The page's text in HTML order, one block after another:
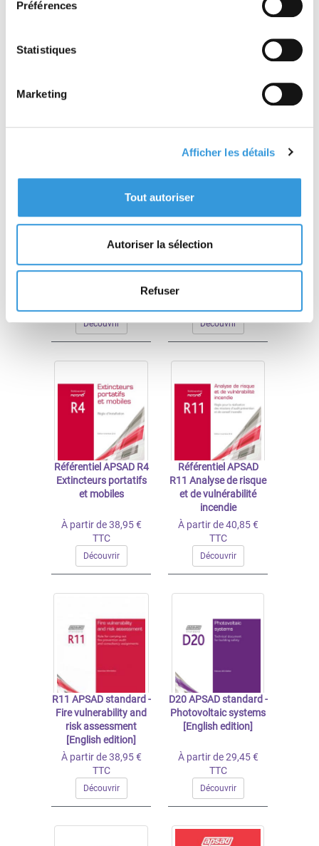
Préférences
Statistiques
Marketing
Afficher les détails
Tout autoriser
Autoriser la sélection
Refuser
D91 Bris de machine
À partir de 36,10 €
Découvrir
Cybersecurity [English
edition]
À partir de 30,41 €
Découvrir
Référentiel APSAD R4
Extincteurs portatifs
et mobiles
À partir de 38,95 €
TTC
Découvrir
Référentiel APSAD
R11 Analyse de risque
et de vulnérabilité
incendie
À partir de 40,85 €
TTC
Découvrir
R11 APSAD standard -
Fire vulnerability and
risk assessment
[English edition]
À partir de 38,95 €
TTC
Découvrir
D20 APSAD standard -
Photovoltaic systems
[English edition]
À partir de 29,45 €
TTC
Découvrir